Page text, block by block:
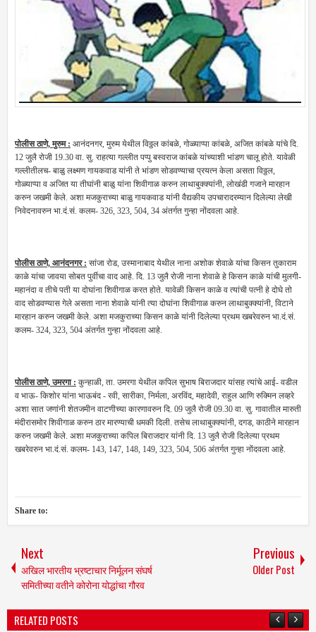
पोलीस ठाणे, मुरुम : आनंदनगर, मुरुम येथील विठ्ठल कांबळे, गोळ्याप्पा कांबळे, अजित कांबळे यांचे दि.
12 जुलै रोजी 19.30 वा. सु. राहत्या गल्लीत पप्पु बस्वराज कांबळे यांच्याशी भांडण चालू होते. यावेळी
गल्लीतीलच- बाळु लक्ष्मण गायकवाड यांनी ते भांडण सोडवण्याचा प्रयत्न केला असता विठ्ठल,
गोळ्याप्पा व अजित या तीघांनी बाळु यांना शिवीगाळ करुन लाथाबुक्क्यांनी, लोखंडी गजाने मारहान
करुन जखमी केले. अशा मजकुराच्या बाळु गायकवाड यांनी वैद्यकीय उपचारादरम्यान दिलेल्या लेखी
निवेदनावरुन भा.दं.सं. कलम- 326, 323, 504, 34 अंतर्गत गुन्हा नोंदवला आहे.
पोलीस ठाणे, आनंदनगर : सांजा रोड, उस्मानाबाद येथील नाना अशोक शेवाळे यांचा किसन तुकाराम
काळे यांचा जावया सोबत पुर्वीचा वाद आहे. दि. 13 जुलै रोजी नाना शेवाळे हे किसन काळे यांची मुलगी-
महानंदा व तीचे पती या दोघांना शिवीगाळ करत होते. यावेळी किसन काळे व त्यांची पत्नी हे दोघे तो
वाद सोडवण्यास गेले असता नाना शेवाळे यांनी त्या दोघांना शिवीगाळ करुन लाथाबुक्क्यांनी, विटाने
मारहान करुन जखमी केले. अशा मजकुराच्या किसन काळे यांनी दिलेल्या प्रथम खबरेवरुन भा.दं.सं.
कलम- 324, 323, 504 अंतर्गत गुन्हा नोंदवला आहे.
पोलीस ठाणे, उमरगा : कुन्हाळी, ता. उमरगा येथील कपिल सुभाष बिराजदार यांसह त्यांचे आई- वडील
व भाऊ- किशोर यांना भाऊबंद - रवी, सारीका, निर्मला, अरविंद, महादेवी, राहुल आणि रुक्मिन लव्हरे
अशा सात जणांनी शेतजमीन वाटणीच्या कारणावरुन दि. 09 जुलै रोजी 09.30 वा. सु. गावातील मारुती
मंदीरासमोर शिवीगाळ करुन ठार मारण्याची धमकी दिली. तसेच लाथाबुक्क्यांनी, दगड, काठीने मारहान
करुन जखमी केले. अशा मजकुराच्या कपिल बिराजदार यांनी दि. 13 जुलै रोजी दिलेल्या प्रथम
खबरेवरुन भा.दं.सं. कलम- 143, 147, 148, 149, 323, 504, 506 अंतर्गत गुन्हा नोंदवला आहे.
Share to:
Next
अखिल भारतीय भ्रष्टाचार निर्मूलन संघर्ष
समितीच्या वतीने कोरोना योद्धांचा गौरव
Previous
Older Post
RELATED POSTS